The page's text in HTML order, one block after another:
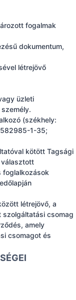
fogalmak
dokumentum,
létrejövő
üzleti
(székhely:
1-35;
kötött Tagsági
választott
foglalkozások
létrejövő, a
szolgáltatási csomag
amely
csomagot és